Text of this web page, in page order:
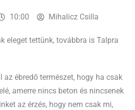
10:00 Mihalicz Csilla
eleget tettünk, továbbra is Talpra
az ébredő természet, hogy ha csak
amerre nincs beton és nincsenek
az érzés, hogy nem csak mi,